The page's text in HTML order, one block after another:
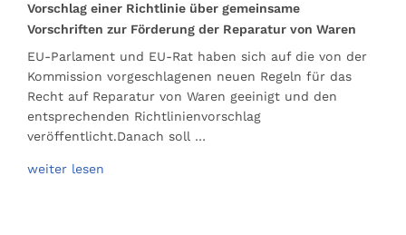
Vorschlag einer Richtlinie über gemeinsame
Vorschriften zur Förderung der Reparatur von Waren
EU-Parlament und EU-Rat haben sich auf die von der
Kommission vorgeschlagenen neuen Regeln für das
Recht auf Reparatur von Waren geeinigt und den
entsprechenden Richtlinienvorschlag
veröffentlicht.Danach soll …
weiter lesen